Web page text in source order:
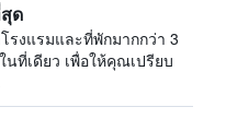
ด
รงแรมและที่พักมากกว่า 3
ที่เดียว เพื่อให้คุณเปรียบ